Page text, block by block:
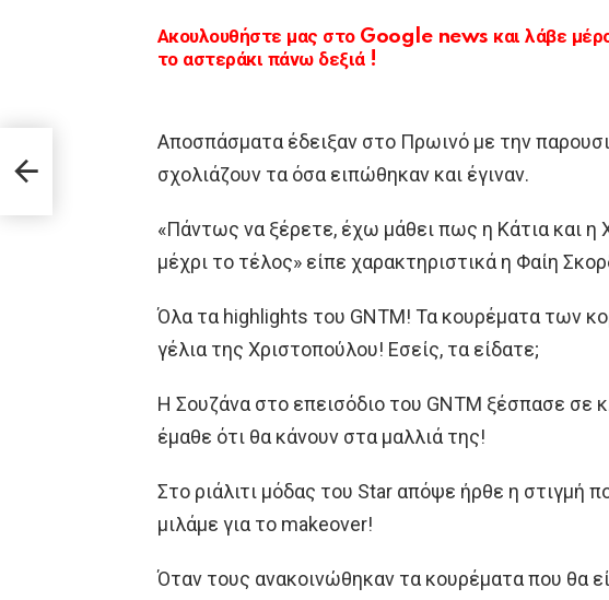
Ακουλουθήστε μας στο Google news και λάβε
το αστεράκι πάνω δεξιά !
Αποσπάσματα έδειξαν στο Πρωινό με την
σχολιάζουν τα όσα ειπώθηκαν και έγιναν.
«Πάντως να ξέρετε, έχω μάθει πως η Κάτια και η
μέχρι το τέλος» είπε χαρακτηριστικά η Φαίη
Όλα τα highlights του GNTM! Τα κουρέματα των
γέλια της Χριστοπούλου! Εσείς, τα είδατε;
Η Σουζάνα στο επεισόδιο του GNTM ξέσπασε σε
έμαθε ότι θα κάνουν στα μαλλιά της!
Στο ριάλιτι μόδας του Star απόψε ήρθε η στιγμή
μιλάμε για το makeover!
Όταν τους ανακοινώθηκαν τα κουρέματα που θα